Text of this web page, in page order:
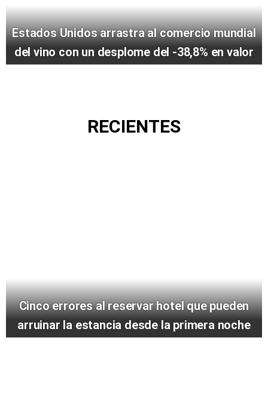
Estados Unidos arrastra al comercio mundial
del vino con un desplome del -38,8% en valor
RECIENTES
Cinco errores al reservar hotel que pueden
arruinar la estancia desde la primera noche